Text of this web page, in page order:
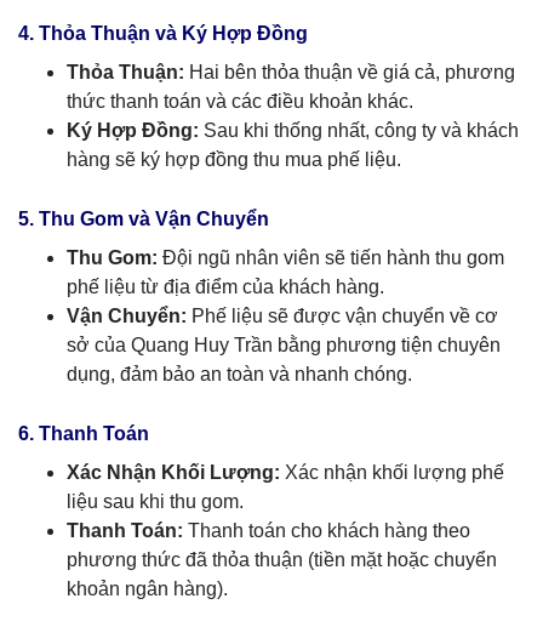
4. Thỏa Thuận và Ký Hợp Đồng
Thỏa Thuận: Hai bên thỏa thuận về giá cả, phương
thức thanh toán và các điều khoản khác.
Ký Hợp Đồng: Sau khi thống nhất, công ty và khách
hàng sẽ ký hợp đồng thu mua phế liệu.
5. Thu Gom và Vận Chuyển
Thu Gom: Đội ngũ nhân viên sẽ tiến hành thu gom
phế liệu từ địa điểm của khách hàng.
Vận Chuyển: Phế liệu sẽ được vận chuyển về cơ
sở của Quang Huy Trần bằng phương tiện chuyên
dụng, đảm bảo an toàn và nhanh chóng.
6. Thanh Toán
Xác Nhận Khối Lượng: Xác nhận khối lượng phế
liệu sau khi thu gom.
Thanh Toán: Thanh toán cho khách hàng theo
phương thức đã thỏa thuận (tiền mặt hoặc chuyển
khoản ngân hàng).